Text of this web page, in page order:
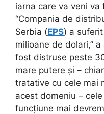
iarna care va veni
“Compania de
Serbia (EPS) a
milioane de dolari,” a
fost distruse peste
mare putere și –
tratative cu cele mai
acest domeniu –
funcțiune mai